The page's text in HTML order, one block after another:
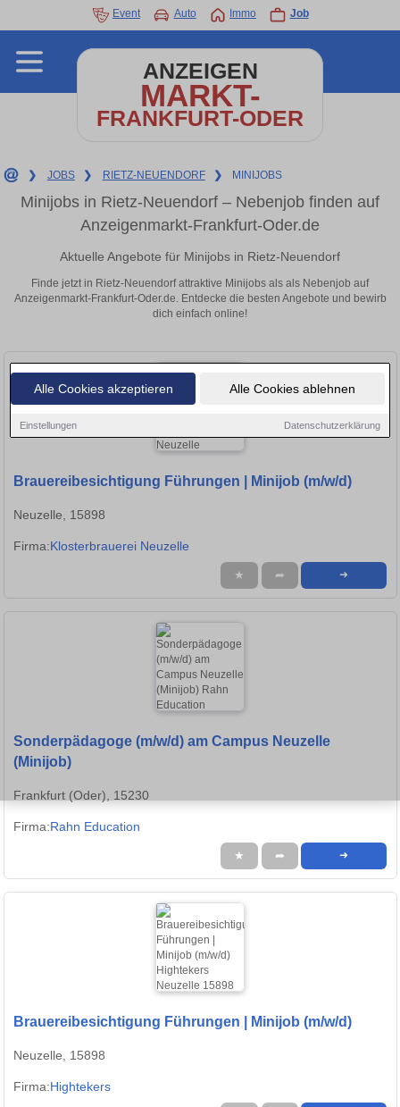
Alle Cookies akzeptieren Alle Cookies ablehnen
Einstellungen Datenschutzerklärung
Event Auto Immo Job
ANZEIGEN
MARKT-
FRANKFURT-ODER
❯ JOBS ❯ RIETZ-NEUENDORF ❯ MINIJOBS
Minijobs in Rietz-Neuendorf – Nebenjob finden auf
Anzeigenmarkt-Frankfurt-Oder.de
Aktuelle Angebote für Minijobs in Rietz-Neuendorf
Finde jetzt in Rietz-Neuendorf attraktive Minijobs als als Nebenjob auf
Anzeigenmarkt-Frankfurt-Oder.de. Entdecke die besten Angebote und bewirb
dich einfach online!
Brauereibesichtigung Führungen | Minijob (m/w/d)
Neuzelle, 15898
Firma:Klosterbrauerei Neuzelle
★ ➦ ➜
Sonderpädagoge (m/w/d) am Campus Neuzelle
(Minijob)
Frankfurt (Oder), 15230
Firma:Rahn Education
★ ➦ ➜
Brauereibesichtigung Führungen | Minijob (m/w/d)
Neuzelle, 15898
Firma:Hightekers